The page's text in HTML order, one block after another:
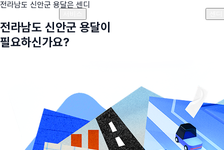
전라남도 신안군 용달은 센디
전라남도 신안군 용달이
필요하신가요?